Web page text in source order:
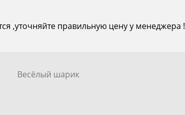
,уточняйте правильную цену у менеджера !
Весёлый шарик